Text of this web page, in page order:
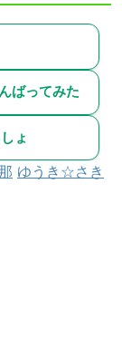
ばってみた
ょ
ゆうき☆さき